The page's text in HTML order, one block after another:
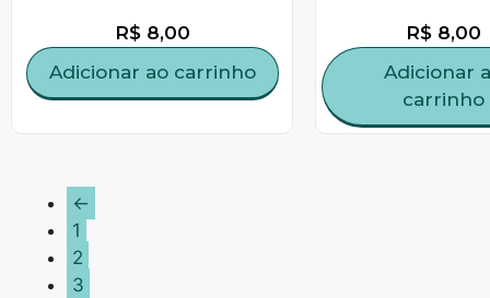
R$8,00
Adicionar ao carrinho
R$ 8,00
Adicionar
carrinho
←
1
2
3